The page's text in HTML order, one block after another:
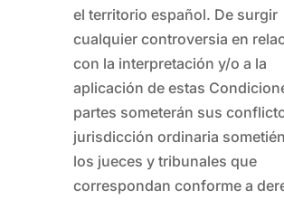
el territorio español. De surgir
cualquier controversia en
con la interpretación y/o a la
aplicación de estas
partes someterán sus
jurisdicción ordinaria
los jueces y tribunales que
correspondan conforme a